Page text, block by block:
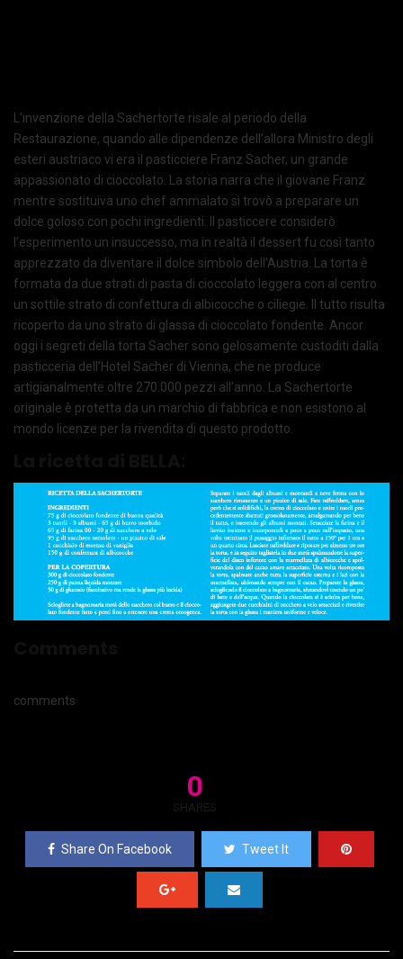
L’invenzione della Sachertorte risale al periodo della
Restaurazione, quando alle dipendenze dell’allora Ministro degli
esteri austriaco vi era il pasticciere Franz Sacher, un grande
appassionato di cioccolato. La storia narra che il giovane Franz
mentre sostituiva uno chef ammalato si trovò a preparare un
dolce goloso con pochi ingredienti. Il pasticcere considerò
l’esperimento un insuccesso, ma in realtà il dessert fu così tanto
apprezzato da diventare il dolce simbolo dell’Austria. La torta è
formata da due strati di pasta di cioccolato leggera con al centro
un sottile strato di confettura di albicocche o ciliegie. Il tutto risulta
ricoperto da uno strato di glassa di cioccolato fondente. Ancor
oggi i segreti della torta Sacher sono gelosamente custoditi dalla
pasticceria dell’Hotel Sacher di Vienna, che ne produce
artigianalmente oltre 270.000 pezzi all’anno. La Sachertorte
originale è protetta da un marchio di fabbrica e non esistono al
mondo licenze per la rivendita di questo prodotto.
comments
0
SHARES
Share On Facebook Tweet It